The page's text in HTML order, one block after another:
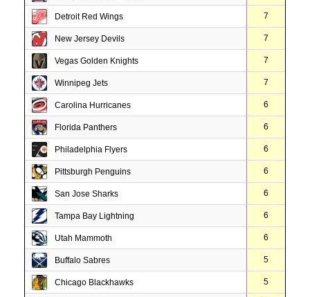
Detroit Red Wings 7
New Jersey Devils 7
Vegas Golden Knights 7
Winnipeg Jets 7
Carolina Hurricanes 6
Florida Panthers 6
Philadelphia Flyers 6
Pittsburgh Penguins 6
San Jose Sharks 6
Tampa Bay Lightning 6
Utah Mammoth 6
Buffalo Sabres 5
Chicago Blackhawks 5